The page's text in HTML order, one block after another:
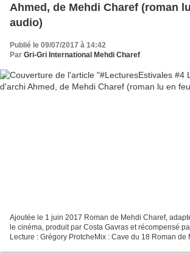
Ahmed, de Mehdi Charef (roman
audio)
Publié le 09/07/2017 à 14:42
Par Gri-Gri International Mehdi Charef
Ajoutée le 1 juin 2017 Roman de Mehdi Charef,
le cinéma, produit par Costa Gavras et récompensé
Lecture : Grégory ProtcheMix : Cave du 18 Roman